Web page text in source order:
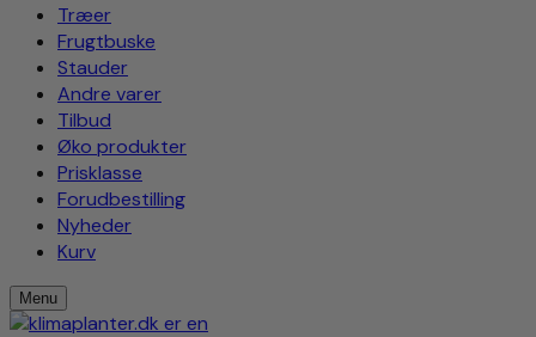
Træer
Frugtbuske
Stauder
Andre varer
Tilbud
Øko produkter
Prisklasse
Forudbestilling
Nyheder
Kurv
Menu